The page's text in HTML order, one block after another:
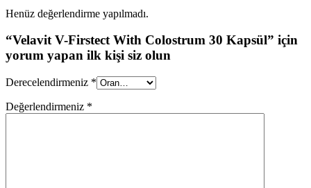
Henüz değerlendirme yapılmadı.
“Velavit V-Firstect With Colostrum 30 Kapsül” için
yorum yapan ilk kişi siz olun
Derecelendirmeniz *
Değerlendirmeniz *